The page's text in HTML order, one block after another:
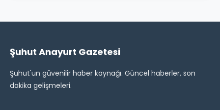
Şuhut Anayurt Gazetesi
Şuhut'un güvenilir haber kaynağı. Güncel haberler, son
dakika gelişmeleri.